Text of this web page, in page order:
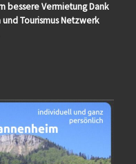
bessere Vermietung Dank
Tourismus Netzwerk